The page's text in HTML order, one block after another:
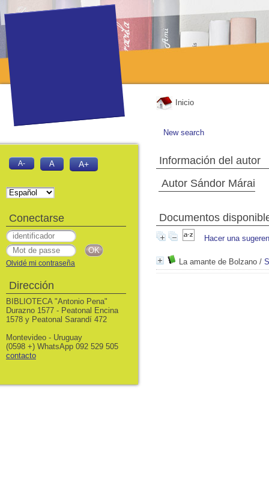
Inicio
New search
Información del autor
Autor Sándor Márai
Documentos
Hacer una
La amante de Bolzano /
A- A A+
Conectarse
Olvidé mi contraseña
Dirección
BIBLIOTECA "Antonio Pena"
Durazno 1577 - Peatonal Encina
1578 y Peatonal Sarandí 472
Montevideo - Uruguay
(0598 +) WhatsApp 092 529 505
contacto